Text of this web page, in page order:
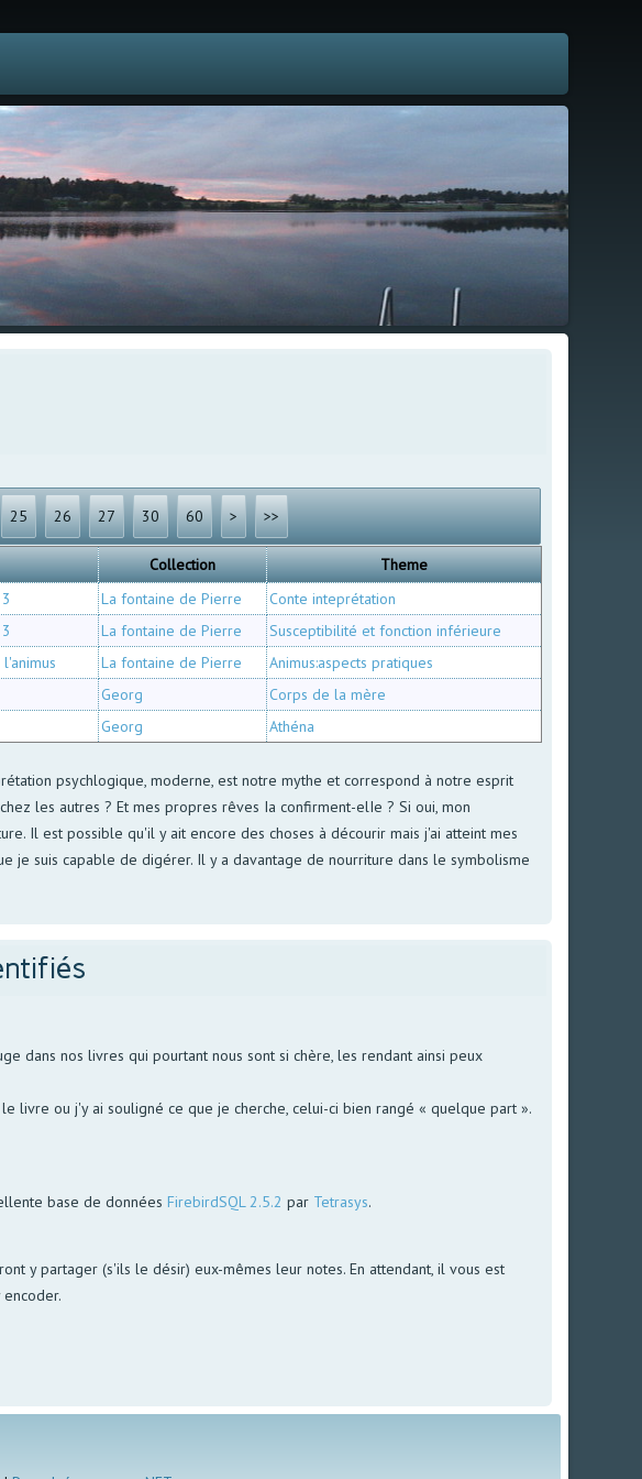
25 26 27 30 60 > >>
Collection
Theme
La fontaine de Pierre
Conte inteprétation
La fontaine de Pierre
Susceptibilité et fonction inférieure
La fontaine de Pierre
Animus:aspects pratiques
Georg
Corps de la mère
Georg Athéna
psychlogique, moderne, est notre mythe et correspond à notre esprit
les autres ? Et mes propres rêves Ia confirment-elIe ? Si oui, mon
Il est possible qu'il y ait encore des choses à décourir mais j'ai atteint mes
je suis capable de digérer. Il y a davantage de nourriture dans le symbolisme
dans nos livres qui pourtant nous sont si chère, les rendant ainsi peux
ou j'y ai souligné ce que je cherche, celui-ci bien rangé « quelque part ».
base de donnéesFirebirdSQL 2.5.2 par Tetrasys.
y partager (s'ils le désir) eux-mêmes leur notes. En attendant, il vous est